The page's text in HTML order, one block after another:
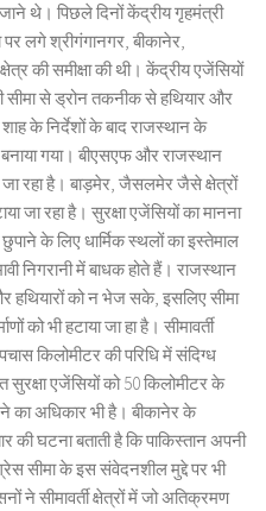
थे। पिछले दिनों केंद्रीय गृहमंत्री
पर लगे श्रीगंगानगर, बीकानेर,
की समीक्षा की थी। केंद्रीय एजेंसियों
सीमा से ड्रोन तकनीक से हथियार और
के निर्देशों के बाद राजस्थान के
बनाया गया। बीएसएफ और राजस्थान
रहा है। बाड़मेर, जैसलमेर जैसे क्षेत्रों
जा रहा है। सुरक्षा एजेंसियों का मानना
के लिए धार्मिक स्थलों का इस्तेमाल
निगरानी में बाधक होते हैं। राजस्थान
हथियारों को न भेज सके, इसलिए सीमा
को भी हटाया जा हा है। सीमावर्ती
किलोमीटर की परिधि में संदिग्ध
सुरक्षा एजेंसियों को 50 किलोमीटर के
का अधिकार भी है। बीकानेर के
की घटना बताती है कि पाकिस्तान अपनी
सीमा के इस संवेदनशील मुद्दे पर भी
ने सीमावर्ती क्षेत्रों में जो अतिक्रमण